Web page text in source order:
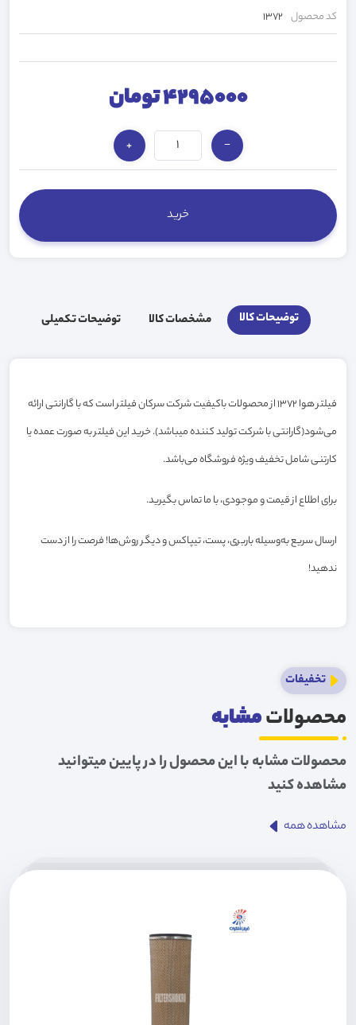
کد محصول 1372
4295000 تومان
−
+
توضیحات کالا مشخصات کالا توضیحات تکمیلی
فیلتر هوا 1372 از محصولات باکیفیت شرکت سرکان فیلتر است که با گارانتی ارائه
می‌شود(گارانتی با شرکت تولید کننده میباشد). خرید این فیلتر به صورت عمده یا
کارتنی شامل تخفیف ویژه فروشگاه می‌باشد.
برای اطلاع از قیمت و موجودی، با ما تماس بگیرید.
ارسال سریع به‌وسیله باربری، پست، تیپاکس و دیگر روش‌ها! فرصت را از دست
ندهید!
تخفیفات
محصولاتمشابه
محصولات مشابه با این محصول را در پایین میتوانید
مشاهده کنید
مشاهده همه